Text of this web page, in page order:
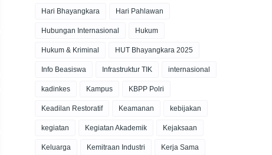
Hari Bhayangkara Hari Pahlawan
Hubungan Internasional Hukum
Hukum & Kriminal HUT Bhayangkara 2025
Info Beasiswa Infrastruktur TIK internasional
kadinkes Kampus KBPP Polri
Keadilan Restoratif Keamanan kebijakan
kegiatan Kegiatan Akademik Kejaksaan
Keluarga Kemitraan Industri Kerja Sama